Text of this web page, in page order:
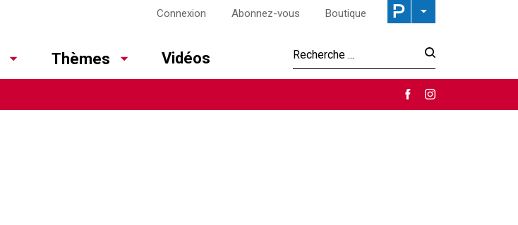
Connexion Abonnez-vous Boutique
Thèmes Vidéos